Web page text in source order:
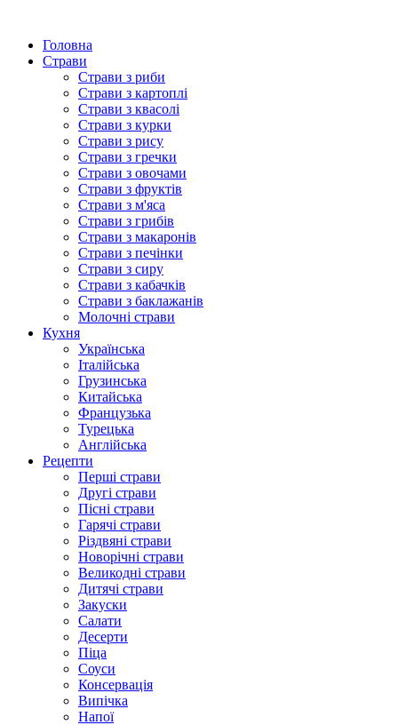
Головна
Страви
Страви з риби
Страви з картоплі
Страви з квасолі
Страви з курки
Страви з рису
Страви з гречки
Страви з овочами
Страви з фруктів
Страви з м'яса
Страви з грибів
Страви з макаронів
Страви з печінки
Страви з сиру
Страви з кабачків
Страви з баклажанів
Молочні страви
Кухня
Українська
Італійська
Грузинська
Китайська
Французька
Турецька
Англійська
Рецепти
Перші страви
Другі страви
Пісні страви
Гарячі страви
Різдвяні страви
Новорічні страви
Великодні страви
Дитячі страви
Закуски
Салати
Десерти
Піца
Соуси
Консервація
Випічка
Напої